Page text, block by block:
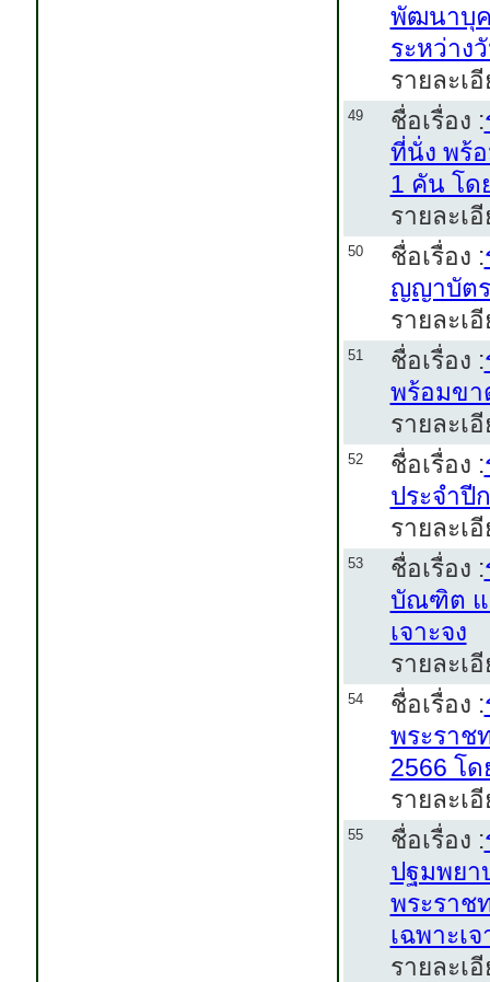
พัฒนาบุค
ระหว่าง
รายละเ
49 ชื่อเรื่อง :
ที่นั่ง พร้
1 คัน โด
รายละเ
50 ชื่อเรื่อง :
ญญาบัตร
รายละเ
51 ชื่อเรื่อง :
พร้อมขา
รายละเ
52 ชื่อเรื่อง :
ประจำปี
รายละเ
53 ชื่อเรื่อง :
บัณฑิต แ
เจาะจง
รายละเ
54 ชื่อเรื่อง :
พระราช
2566 โด
รายละเ
55 ชื่อเรื่อง :
ปฐมพยา
พระราช
เฉพาะเจ
รายละเ